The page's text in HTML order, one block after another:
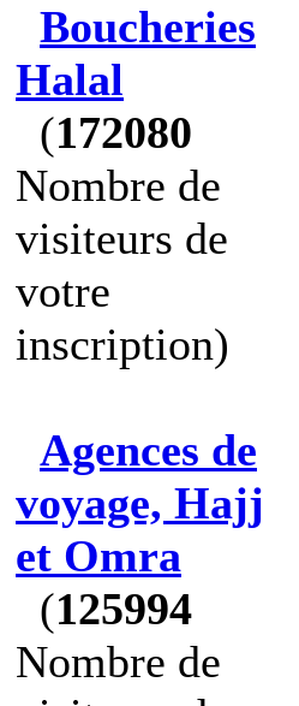
Boucheries
Halal
(172080
Nombre de
visiteurs de
votre
inscription)
Agences de
voyage, Hajj
et Omra
(125994
Nombre de